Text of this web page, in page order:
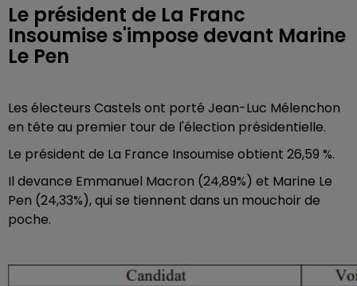
Le président de La Franc
Insoumise s'impose devant Marine
Le Pen
Les électeurs Castels ont porté Jean-Luc Mélenchon
en tête au premier tour de l'élection présidentielle.
Le président de La France Insoumise obtient 26,59 %.
Il devance Emmanuel Macron (24,89%) et Marine Le
Pen (24,33%), qui se tiennent dans un mouchoir de
poche.